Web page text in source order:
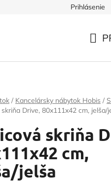
Prihlásenie
/ Kancelársky nábytok Hobis /
Drive, 80x111x42 cm, jelša/
skriňa
cm,
jelša